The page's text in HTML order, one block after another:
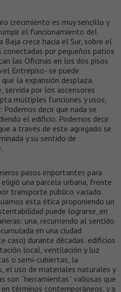
crecimiento es muy sencillo y
el funcionamiento del
crece hacia el Sur, sobre el
conectadas por pequeños patios
las Oficinas en los dos pisos
Entrepiso- se puede
la expansión desplaza.
servida por los ascensores
múltiples funciones y usos,
decir que nada se
el edificio. Podemos decir
a través de este agregado se
y su sentido de
pasos importantes para
una parcela urbana, frente
transporte público variado.
esta ética proponiendo un
puede lograrse, en
una, recurriendo al sentido
en una ciudad
caso) durante décadas: edificios
local, ventilación y luz
o semi-cubiertas, la
el uso de materiales naturales y
son “herramientas” valiosas que
términos contemporáneos, y a